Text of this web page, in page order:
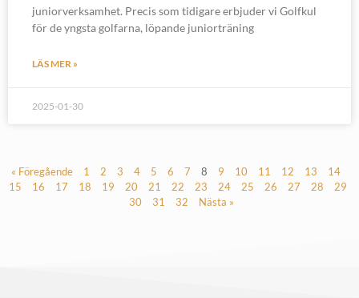
juniorverksamhet. Precis som tidigare erbjuder vi Golfkul
för de yngsta golfarna, löpande juniorträning
LÄS MER »
2025-01-30
« Föregående 1 2 3 4 5 6 7 8 9 10 11 12 13
14
15
16 17 18 19 20 21 22 23 24 25 26 27 28
29
30
31 32 Nästa »